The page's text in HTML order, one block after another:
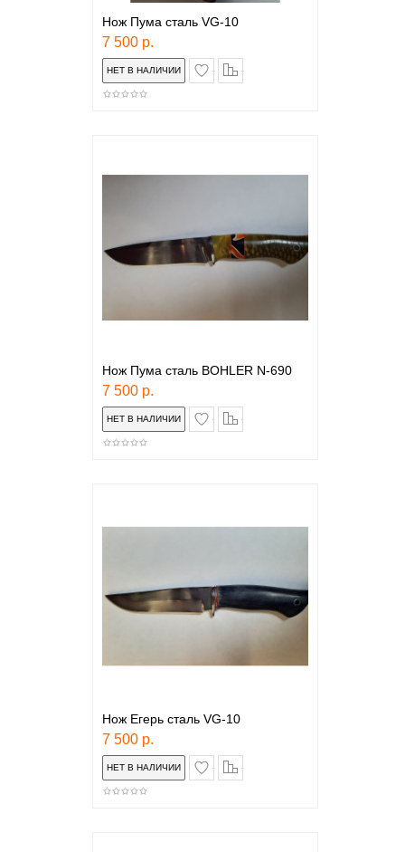
Нож Пума сталь VG-10
7 500 р.
в закладки
Нож Пума сталь BOHLER N-690
7 500 р.
в закладки
Нож Егерь сталь VG-10
7 500 р.
в закладки